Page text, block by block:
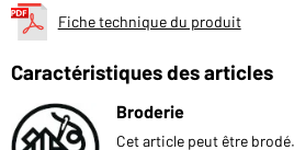
Fiche technique du produit
Caractéristiques des articles
Broderie
Cet article peut être brodé.